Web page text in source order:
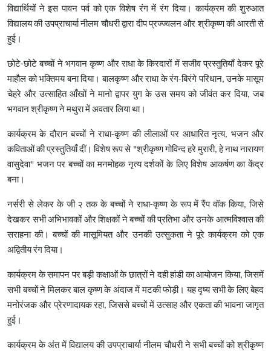
विद्यार्थियों ने इस पावन पर्व को एक विशेष रंग में रंग दिया। कार्यक्रम की शुरुआत
विद्यालय की उपप्राचार्या नीलम चौधरी द्वारा दीप प्रज्ज्वलन और श्रीकृष्ण की आरती से
हुई।
छोटे-छोटे बच्चों ने भगवान कृष्ण और राधा के किरदारों में सजीव प्रस्तुतियाँ देकर पूरे
माहौल को भक्तिमय बना दिया। बालकृष्ण और राधा के रंग-बिरंगे परिधान, उनके मासूम
चेहरे और उत्साहित आँखों ने मानो द्वापर युग के उस समय को जीवंत कर दिया, जब
भगवान श्रीकृष्ण ने मथुरा में अवतार लिया था।
कार्यक्रम के दौरान बच्चों ने राधा-कृष्ण की लीलाओं पर आधारित नृत्य, भजन और
कविताओं की प्रस्तुतियाँ दीं। विशेष रूप से "श्रीकृष्ण गोविन्द हरे मुरारी, हे नाथ नारायण
वासुदेवा" भजन पर बच्चों का मनमोहक नृत्य दर्शकों के लिए विशेष आकर्षण का केंद्र
बना।
नर्सरी से लेकर के जी २ तक के बच्चों ने राधा-कृष्ण के रूप में रैंप वॉक किया, जिसे
देखकर सभी अभिभावकों और शिक्षकों ने बच्चों की प्रतिभा और उनके आत्मविश्वास की
सराहना की। बच्चों की मासूमियत और उनकी उत्सुकता ने पूरे कार्यक्रम को एक
अद्वितीय रंग दिया।
कार्यक्रम के समापन पर बड़ी कक्षाओं के छात्रों ने दही हांडी का आयोजन किया, जिसमें
सभी बच्चों ने मिलकर बाल कृष्ण के अंदाज में मटकी फोड़ी। यह दृष्य सभी के लिए बेहद
मनोरंजक और प्रेरणादायक रहा, जिससे बच्चों में उत्साह और एकता की भावना जागृत
हुई।
कार्यक्रम के अंत में विद्यालय की उपप्राचार्या नीलम चौधरी ने सभी बच्चों को श्रीकृष्ण